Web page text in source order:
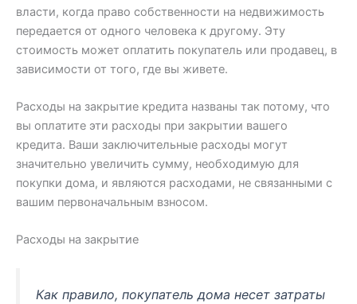
власти, когда право собственности на недвижимость
передается от одного человека к другому. Эту
стоимость может оплатить покупатель или продавец, в
зависимости от того, где вы живете.
Расходы на закрытие кредита названы так потому, что
вы оплатите эти расходы при закрытии вашего
кредита. Ваши заключительные расходы могут
значительно увеличить сумму, необходимую для
покупки дома, и являются расходами, не связанными с
вашим первоначальным взносом.
Расходы на закрытие
Как правило, покупатель дома несет затраты